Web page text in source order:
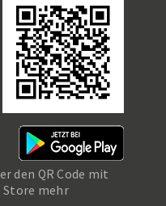
den QR Code mit
Store mehr